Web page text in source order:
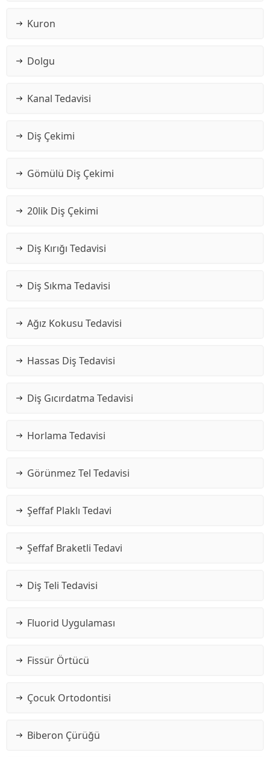
Kuron
Dolgu
Kanal Tedavisi
Diş Çekimi
Gömülü Diş Çekimi
20lik Diş Çekimi
Diş Kırığı Tedavisi
Diş Sıkma Tedavisi
Ağız Kokusu Tedavisi
Hassas Diş Tedavisi
Diş Gıcırdatma Tedavisi
Horlama Tedavisi
Görünmez Tel Tedavisi
Şeffaf Plaklı Tedavi
Şeffaf Braketli Tedavi
Diş Teli Tedavisi
Fluorid Uygulaması
Fissür Örtücü
Çocuk Ortodontisi
Biberon Çürüğü